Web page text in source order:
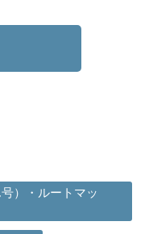
）・ルートマッ